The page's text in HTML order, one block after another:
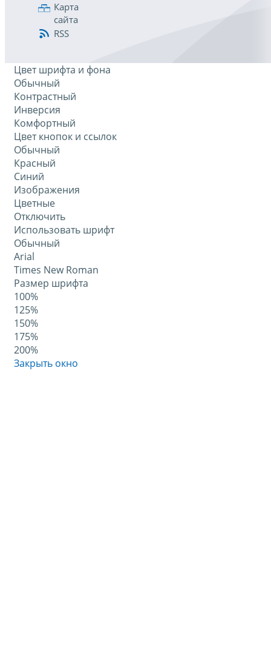
Карта
сайта
RSS
Цвет шрифта и фона
Обычный
Контрастный
Инверсия
Комфортный
Цвет кнопок и ссылок
Обычный
Красный
Синий
Изображения
Цветные
Отключить
Использовать шрифт
Обычный
Arial
Times New Roman
Размер шрифта
100%
125%
150%
175%
200%
Закрыть окно